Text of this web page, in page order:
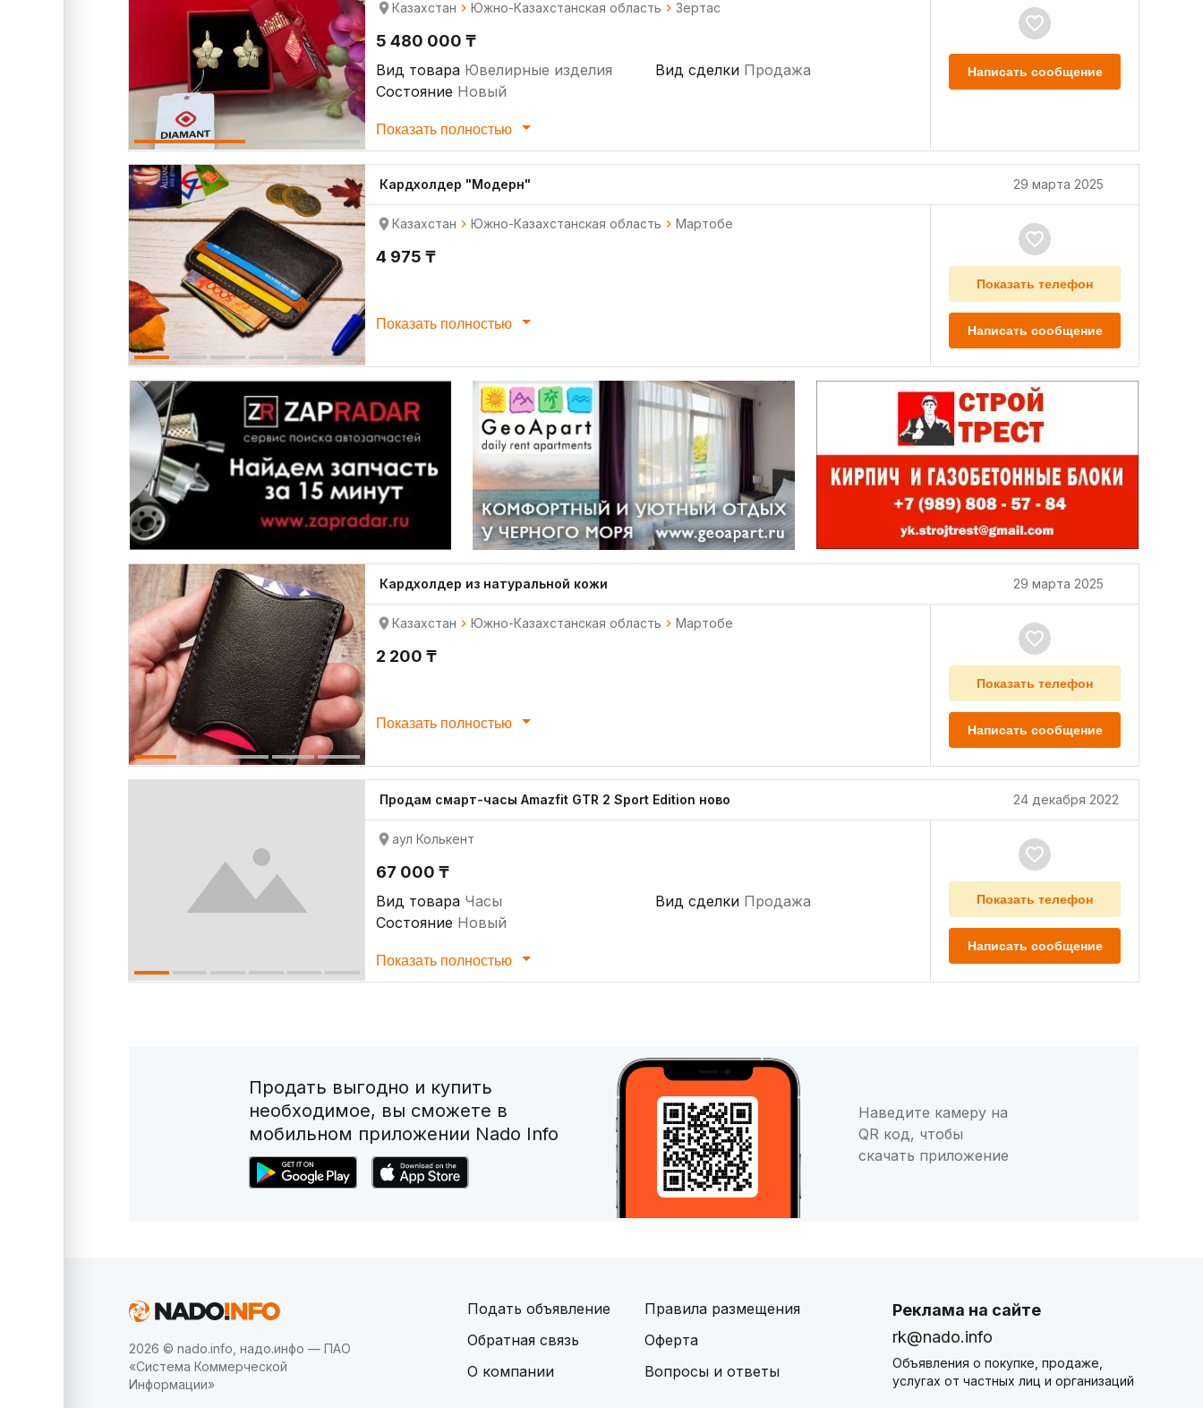
Казахстан Южно-Казахстанская область Зертас
5 480 000 ₸
Вид товара Ювелирные изделия
Состояние Новый
Вид сделки Продажа
Показать полностью
Написать сообщение
Кардхолдер "Модерн" 29 марта 2025
Казахстан Южно-Казахстанская область Мартобе
4 975 ₸
Показать полностью
Показать телефон
Написать сообщение
Кардхолдер из натуральной кожи 29 марта 2025
Казахстан Южно-Казахстанская область Мартобе
2 200 ₸
Показать полностью
Показать телефон
Написать сообщение
Продам смарт-часы Amazfit GTR 2 Sport Edition ново 24 декабря 2022
аул Колькент
67 000 ₸
Вид товара Часы
Состояние Новый
Вид сделки Продажа
Показать полностью
Показать телефон
Написать сообщение
Продать выгодно и купить
необходимое, вы сможете в
мобильном приложении Nado Info
Наведите камеру на
QR код, чтобы
скачать приложение
2026 © nado.info, надо.инфо — ПАО
«Система Коммерческой
Информации»
Подать объявление
Обратная связь
О компании
Правила размещения
Оферта
Вопросы и ответы
Реклама на сайте
rk@nado.info
Объявления о покупке, продаже,
услугах от частных лиц и организаций